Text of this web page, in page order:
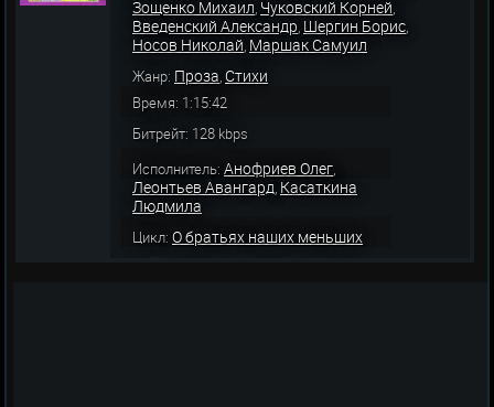
Зощенко Михаил, Чуковский Корней,
Введенский Александр, Шергин Борис,
Носов Николай, Маршак Самуил
Жанр: Проза,Стихи
Время: 1:15:42
Битрейт: 128 kbps
Исполнитель:Анофриев Олег,
Леонтьев Авангард, Касаткина
Людмила
Цикл:О братьях наших меньших